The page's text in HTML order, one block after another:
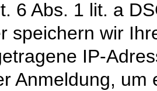
6 Abs. 1 lit. a
speichern wir
IP-
Anmeldung,